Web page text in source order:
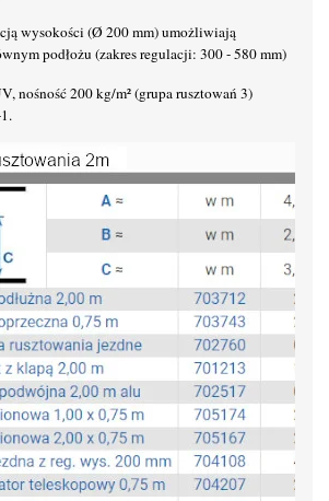
wysokości (Ø 200 mm) umożliwiają
podłożu (zakres regulacji: 300 - 580 mm)
nośność 200 kg/m² (grupa rusztowań 3)